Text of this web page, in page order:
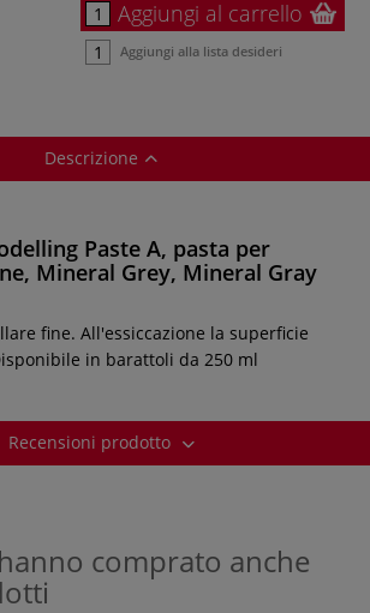
Aggiungi al carrello
Aggiungi alla lista desideri
Descrizione
Paste A, pasta per
Mineral Grey, Mineral Gray
fine. All'essiccazione la superficie
in barattoli da 250 ml
Recensioni prodotto
comprato anche